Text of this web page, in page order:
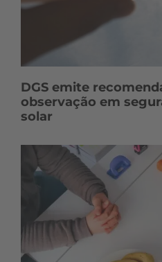
DGS emite
observação em
solar